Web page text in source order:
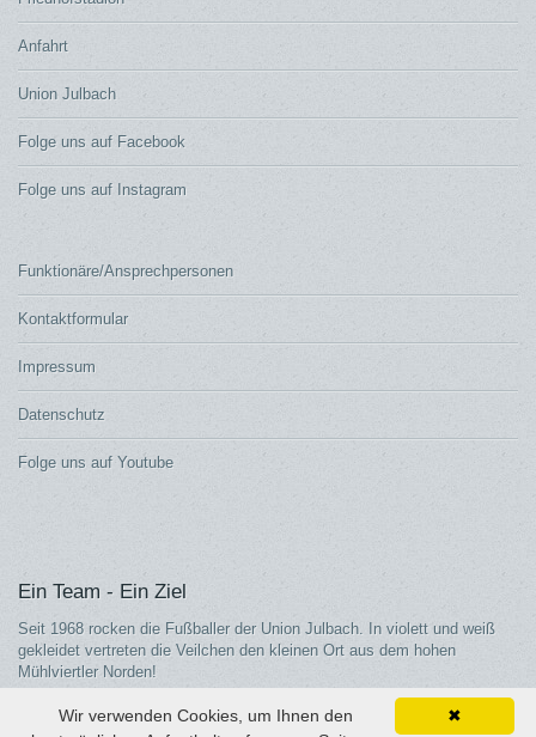
Anfahrt
Union Julbach
Folge uns auf Facebook
Folge uns auf Instagram
Funktionäre/Ansprechpersonen
Kontaktformular
Impressum
Datenschutz
Folge uns auf Youtube
Ein Team - Ein Ziel
Seit 1968 rocken die Fußballer der Union Julbach. In violett und weiß
gekleidet vertreten die Veilchen den kleinen Ort aus dem hohen
Mühlviertler Norden!
✖
Wir verwenden Cookies, um Ihnen den